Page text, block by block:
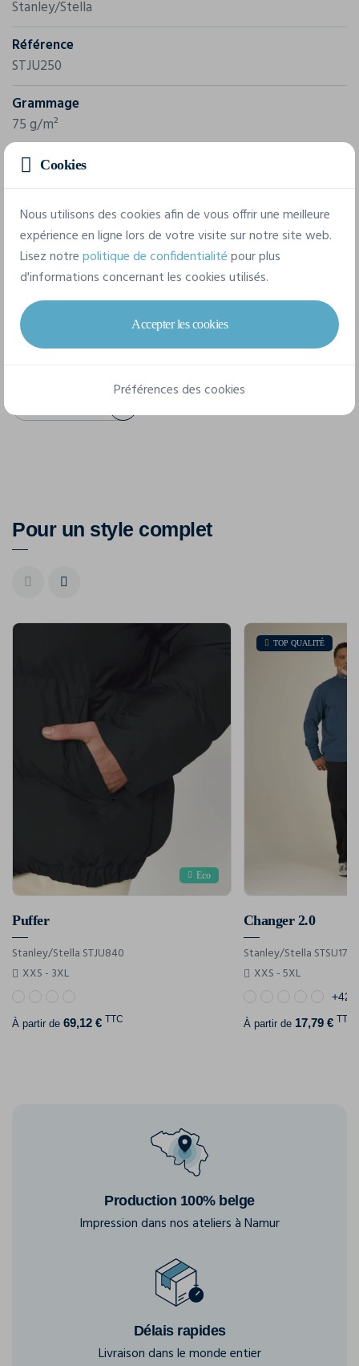
Stanley/Stella
Référence
STJU250
Grammage
75 g/m²
Composition
100% polyester recyclé
8 tailles disponibles
XXS XS S M L XL
XXL
Pour un style complet
Eco
Puffer
Stanley/Stella STJU840
XXS - 3XL
À partir de 69,12 € TTC
TOP QUALITÉ
Changer 2.0
Stanley/Stella STSU178
XXS - 5XL
+42
À partir de 17,79 € TTC
Production 100% belge
Impression dans nos ateliers à Namur
Délais rapides
Livraison dans le monde entier
Cookies
Nous utilisons des cookies afin de vous offrir une meilleure
expérience en ligne lors de votre visite sur notre site web.
Lisez notrepolitique de confidentialitépour plus
d'informations concernant les cookies utilisés.
Accepter les cookies
Préférences des cookies